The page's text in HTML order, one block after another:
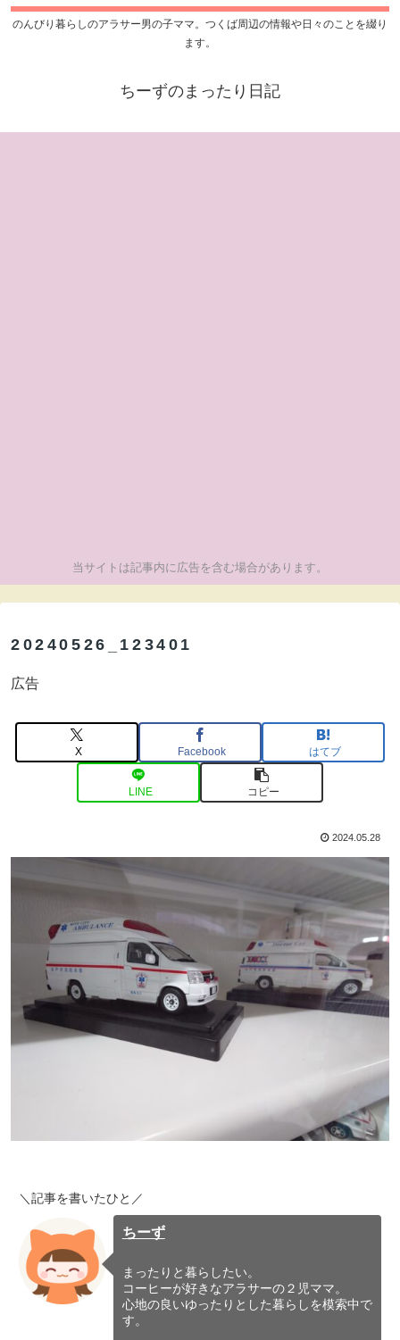
のんびり暮らしのアラサー男の子ママ。つくば周辺の情報や日々のことを綴り
ます。
ちーずのまったり日記
当サイトは記事内に広告を含む場合があります。
20240526_123401
広告
X Facebook はてブ
LINE コピー
2024.05.28
＼記事を書いたひと／
ちーず
まったりと暮らしたい。
コーヒーが好きなアラサーの２児ママ。
心地の良いゆったりとした暮らしを模索中で
す。